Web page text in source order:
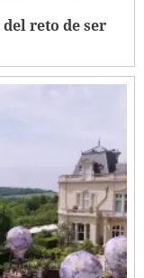
reto de ser